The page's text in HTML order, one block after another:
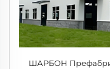
ШАРБОН